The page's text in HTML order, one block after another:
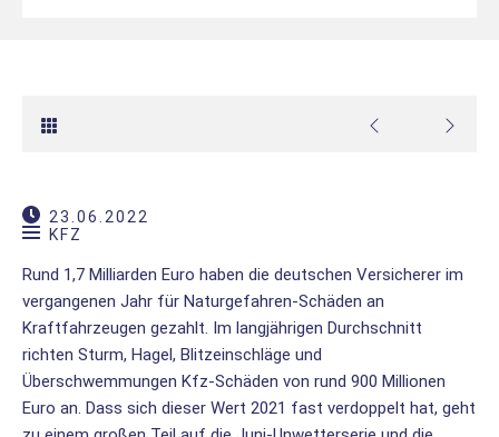
23.06.2022
KFZ
Rund 1,7 Milliarden Euro haben die deutschen Versicherer im
vergangenen Jahr für Naturgefahren-Schäden an
Kraftfahrzeugen gezahlt. Im langjährigen Durchschnitt
richten Sturm, Hagel, Blitzeinschläge und
Überschwemmungen Kfz-Schäden von rund 900 Millionen
Euro an. Dass sich dieser Wert 2021 fast verdoppelt hat, geht